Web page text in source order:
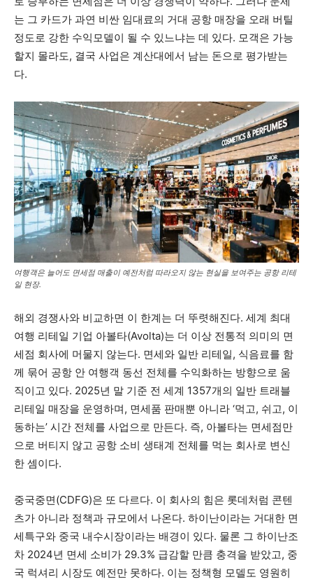
는 그 카드가 과연 비싼 임대료의 거대 공항 매장을 오래 버틸
정도로 강한 수익모델이 될 수 있느냐는 데 있다. 모객은 가능
할지 몰라도, 결국 사업은 계산대에서 남는 돈으로 평가받는
다.
여행객은 늘어도 면세점 매출이 예전처럼 따라오지 않는 현실을 보여주는 공항 리테
일 현장.
해외 경쟁사와 비교하면 이 한계는 더 뚜렷해진다. 세계 최대
여행 리테일 기업 아볼타(Avolta)는 더 이상 전통적 의미의 면
세점 회사에 머물지 않는다. 면세와 일반 리테일, 식음료를 함
께 묶어 공항 안 여행객 동선 전체를 수익화하는 방향으로 움
직이고 있다. 2025년 말 기준 전 세계 1357개의 일반 트래블
리테일 매장을 운영하며, 면세품 판매뿐 아니라 ‘먹고, 쉬고, 이
동하는’ 시간 전체를 사업으로 만든다. 즉, 아볼타는 면세점만
으로 버티지 않고 공항 소비 생태계 전체를 먹는 회사로 변신
한 셈이다.
중국중면(CDFG)은 또 다르다. 이 회사의 힘은 롯데처럼 콘텐
츠가 아니라 정책과 규모에서 나온다. 하이난이라는 거대한 면
세특구와 중국 내수시장이라는 배경이 있다. 물론 그 하이난조
차 2024년 면세 소비가 29.3% 급감할 만큼 충격을 받았고, 중
국 럭셔리 시장도 예전만 못하다. 이는 정책형 모델도 영원히